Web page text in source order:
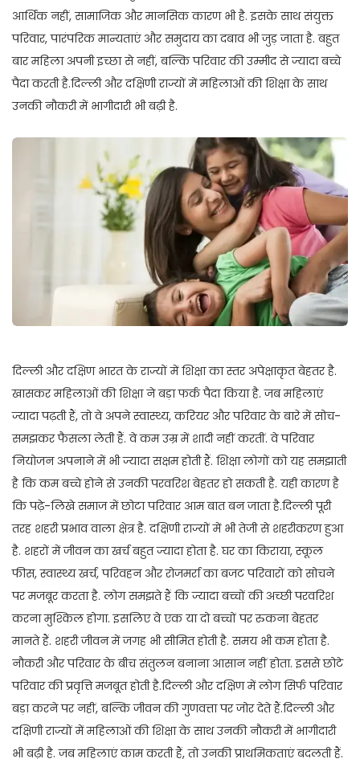
आर्थिक नहीं, सामाजिक और मानसिक कारण भी है. इसके साथ संयुक्त
परिवार, पारंपरिक मान्यताएं और समुदाय का दबाव भी जुड़ जाता है. बहुत
बार महिला अपनी इच्छा से नहीं, बल्कि परिवार की उम्मीद से ज्यादा बच्चे
पैदा करती है.दिल्ली और दक्षिणी राज्यों में महिलाओं की शिक्षा के साथ
उनकी नौकरी में भागीदारी भी बढ़ी है.
दिल्ली और दक्षिण भारत के राज्यों में शिक्षा का स्तर अपेक्षाकृत बेहतर है.
खासकर महिलाओं की शिक्षा ने बड़ा फर्क पैदा किया है. जब महिलाएं
ज्यादा पढ़ती हैं, तो वे अपने स्वास्थ्य, करियर और परिवार के बारे में सोच-
समझकर फैसला लेती हैं. वे कम उम्र में शादी नहीं करतीं. वे परिवार
नियोजन अपनाने में भी ज्यादा सक्षम होती हैं. शिक्षा लोगों को यह समझाती
है कि कम बच्चे होने से उनकी परवरिश बेहतर हो सकती है. यही कारण है
कि पढ़े-लिखे समाज में छोटा परिवार आम बात बन जाता है.दिल्ली पूरी
तरह शहरी प्रभाव वाला क्षेत्र है. दक्षिणी राज्यों में भी तेजी से शहरीकरण हुआ
है. शहरों में जीवन का खर्च बहुत ज्यादा होता है. घर का किराया, स्कूल
फीस, स्वास्थ्य खर्च, परिवहन और रोजमर्रा का बजट परिवारों को सोचने
पर मजबूर करता है. लोग समझते हैं कि ज्यादा बच्चों की अच्छी परवरिश
करना मुश्किल होगा. इसलिए वे एक या दो बच्चों पर रुकना बेहतर
मानते हैं. शहरी जीवन में जगह भी सीमित होती है. समय भी कम होता है.
नौकरी और परिवार के बीच संतुलन बनाना आसान नहीं होता. इससे छोटे
परिवार की प्रवृत्ति मजबूत होती है.दिल्ली और दक्षिण में लोग सिर्फ परिवार
बड़ा करने पर नहीं, बल्कि जीवन की गुणवत्ता पर जोर देते हैं.दिल्ली और
दक्षिणी राज्यों में महिलाओं की शिक्षा के साथ उनकी नौकरी में भागीदारी
भी बढ़ी है. जब महिलाएं काम करती हैं, तो उनकी प्राथमिकताएं बदलती हैं.